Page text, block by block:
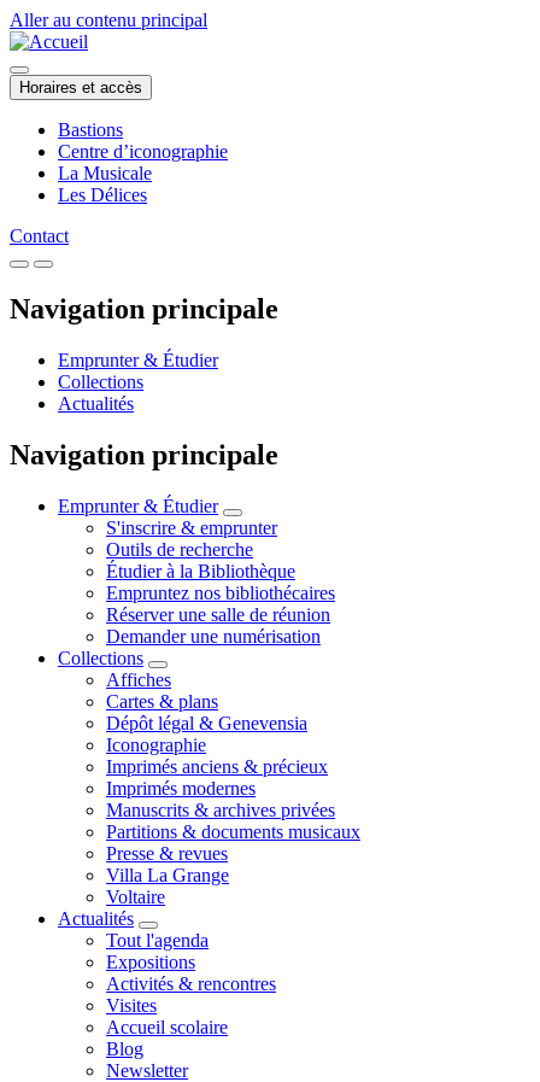
Aller au contenu principal
Horaires et accès
Bastions
Centre d’iconographie
La Musicale
Les Délices
Contact
Navigation principale
Emprunter & Étudier
Collections
Actualités
Navigation principale
Emprunter & Étudier
S'inscrire & emprunter
Outils de recherche
Étudier à la Bibliothèque
Empruntez nos bibliothécaires
Réserver une salle de réunion
Demander une numérisation
Collections
Affiches
Cartes & plans
Dépôt légal & Genevensia
Iconographie
Imprimés anciens & précieux
Imprimés modernes
Manuscrits & archives privées
Partitions & documents musicaux
Presse & revues
Villa La Grange
Voltaire
Actualités
Tout l'agenda
Expositions
Activités & rencontres
Visites
Accueil scolaire
Blog
Newsletter